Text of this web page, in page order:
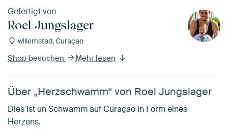
Gefertigt von
Roel Jungslager
willemstad, Curaçao
Shop besuchen Mehr lesen
Über „Herzschwamm“ von Roel Jungslager
Dies ist un Schwamm auf Curaçao in Form eines
Herzens.